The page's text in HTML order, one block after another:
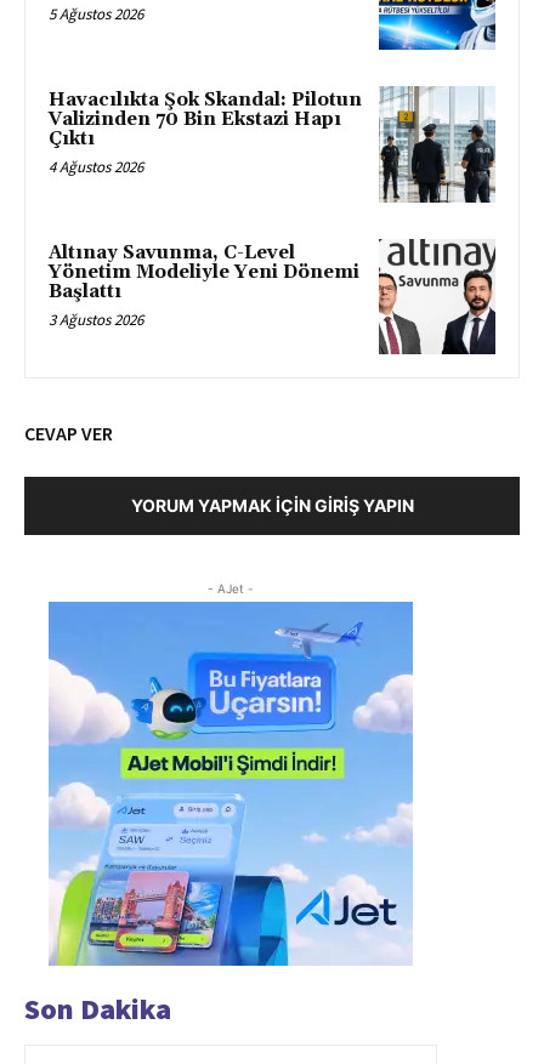
5 Ağustos 2026
Havacılıkta Şok Skandal: Pilotun
Valizinden 70 Bin Ekstazi Hapı
Çıktı
4 Ağustos 2026
Altınay Savunma, C-Level
Yönetim Modeliyle Yeni Dönemi
Başlattı
3 Ağustos 2026
CEVAP VER
YORUM YAPMAK İÇIN GIRIŞ YAPIN
- AJet -
Son Dakika